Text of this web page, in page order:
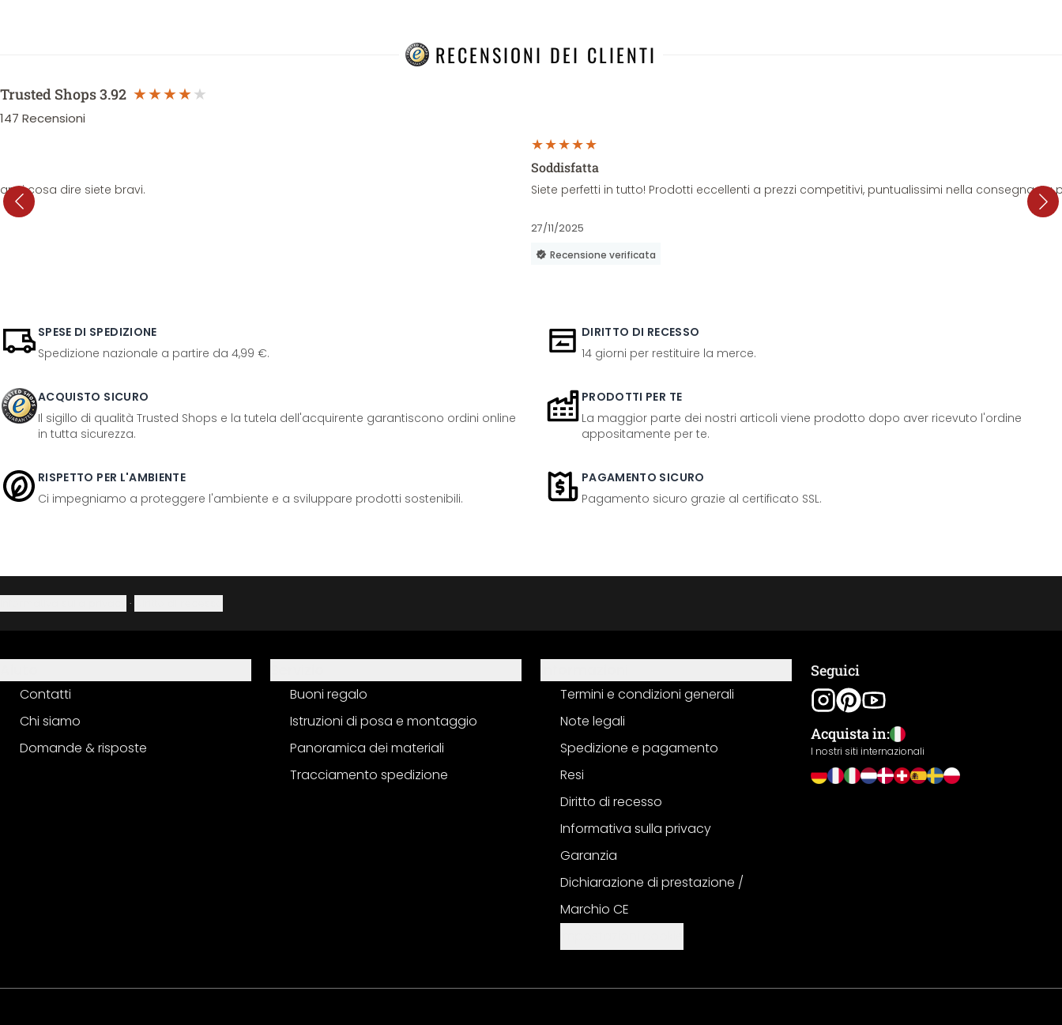
RECENSIONI DEI CLIENTI
Trusted Shops3.92
147 Recensioni
cosa dire siete bravi.
Soddisfatta
Siete perfetti in tutto! Prodotti eccellenti a prezzi competitivi, puntualissimi nella consegna. La
27/11/2025
Recensione verificata
SPESE DI SPEDIZIONE
Spedizione nazionale a partire da 4,99 €.
DIRITTO DI RECESSO
14 giorni per restituire la merce.
ACQUISTO SICURO
Il sigillo di qualità Trusted Shops e la tutela dell'acquirente garantiscono ordini online
in tutta sicurezza.
PRODOTTI PER TE
La maggior parte dei nostri articoli viene prodotto dopo aver ricevuto l'ordine
appositamente per te.
RISPETTO PER L'AMBIENTE
Ci impegniamo a proteggere l'ambiente e a sviluppare prodotti sostenibili.
PAGAMENTO SICURO
Pagamento sicuro grazie al certificato SSL.
·
Contatti
Chi siamo
Domande & risposte
Buoni regalo
Istruzioni di posa e montaggio
Panoramica dei materiali
Tracciamento spedizione
Termini e condizioni generali
Note legali
Spedizione e pagamento
Resi
Diritto di recesso
Informativa sulla privacy
Garanzia
Dichiarazione di prestazione /
Marchio CE
Seguici
Acquista in:
I nostri siti internazionali